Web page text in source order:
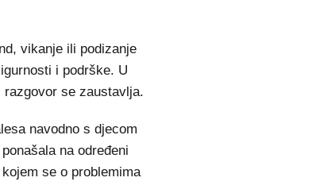
vikanje ili podizanje
i podrške. U
se zaustavlja.
navodno s djecom
na određeni
se o problemima